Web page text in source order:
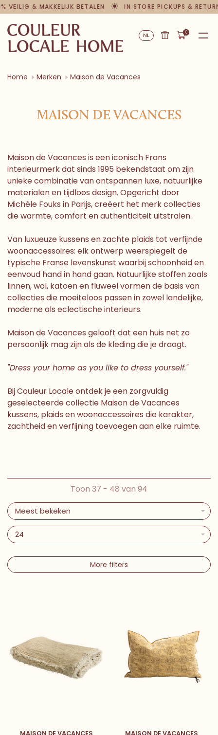
VEILIG & MAKKELIJK BETALEN IN STORE PICKUPS &
NL 0
Home Merken Maison de Vacances
MAISON DE VACANCES
Maison de Vacances is een iconisch Frans
interieurmerk dat sinds 1995 bekendstaat om zijn
unieke combinatie van ontspannen luxe, natuurlijke
materialen en tijdloos design. Opgericht door
Michèle Fouks in Parijs, creëert het merk collecties
die warmte, comfort en authenticiteit uitstralen.
Van luxueuze kussens en zachte plaids tot verfijnde
woonaccessoires: elk ontwerp weerspiegelt de
typische Franse levenskunst waarbij schoonheid en
eenvoud hand in hand gaan. Natuurlijke stoffen zoals
linnen, wol, katoen en fluweel vormen de basis van
collecties die moeiteloos passen in zowel landelijke,
moderne als eclectische interieurs.
Maison de Vacances gelooft dat een huis net zo
persoonlijk mag zijn als de kleding die je draagt.
"Dress your home as you like to dress yourself."
Bij Couleur Locale ontdek je een zorgvuldig
geselecteerde collectie Maison de Vacances
kussens, plaids en woonaccessoires die karakter,
zachtheid en verfijning toevoegen aan elke ruimte.
Toon 37 - 48 van 94
Meest bekeken
24
More filters
MAISON DE VACANCES MAISON DE VACANCES